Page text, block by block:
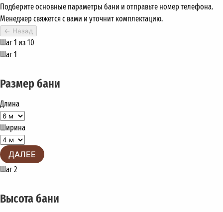
Подберите основные параметры бани и отправьте номер телефона.
Менеджер свяжется с вами и уточнит комплектацию.
← Назад
Шаг 1 из 10
Шаг 1
Размер бани
Длина
Ширина
ДАЛЕЕ
Шаг 2
Высота бани